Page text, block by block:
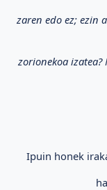
zaren edo ez; ezin
zorionekoa
Ipuin honek